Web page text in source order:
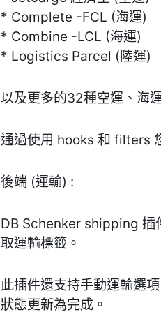
* Complete -FCL (海運)
* Combine -LCL (海運)
* Logistics Parcel (陸運)
以及更多的32種空運、海
通過使用 hooks 和 filters
後端 (運輸) :
DB Schenker shipping 插
取運輸標籤。
此插件還支持手動運輸選
狀態更新為完成。